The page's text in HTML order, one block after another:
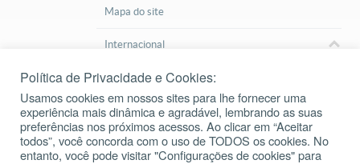
Mapa do site
Internacional
cancaonova.com © 2002 – 2026Todos os direitos reservados.
Política de Privacidade e Cookies:
Usamos cookies em nossos sites para lhe fornecer uma
experiência mais dinâmica e agradável, lembrando as suas
preferências nos próximos acessos. Ao clicar em “Aceitar
todos”, você concorda com o uso de TODOS os cookies. No
entanto, você pode visitar "Configurações de cookies" para